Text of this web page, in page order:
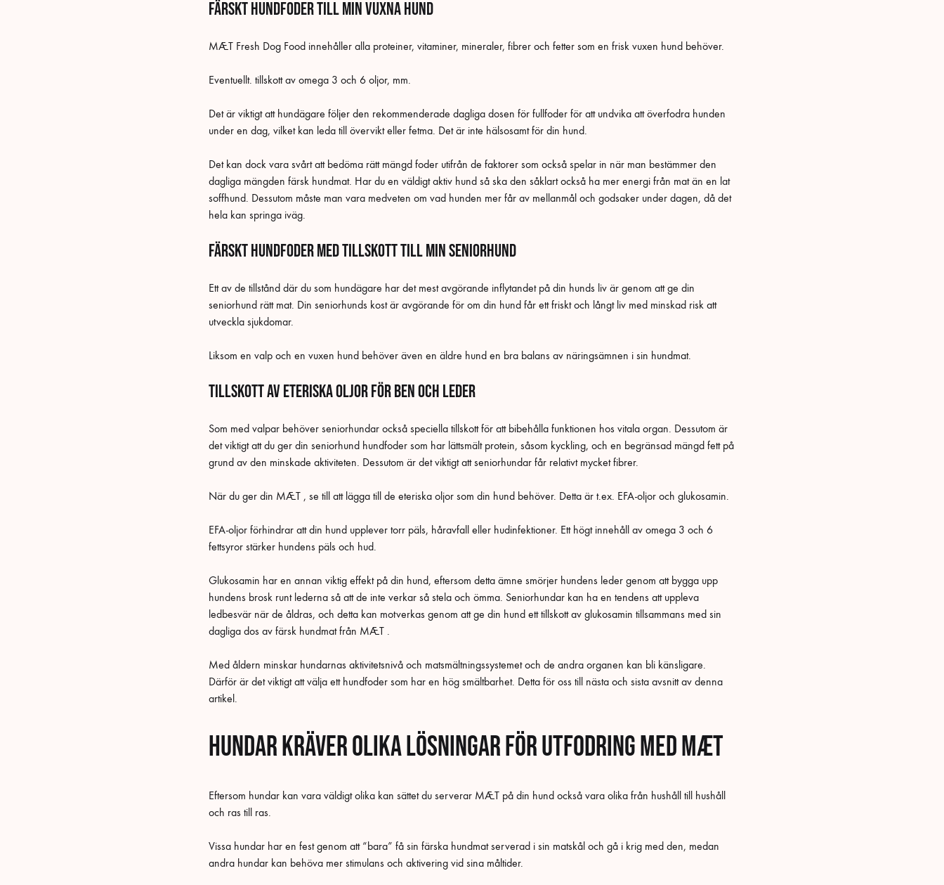
Färskt hundfoder till min vuxna hund
MÆT Fresh Dog Food innehåller alla proteiner, vitaminer, mineraler, fibrer och fetter som en frisk vuxen hund behöver.
Eventuellt. tillskott av omega 3 och 6 oljor, mm.
Det är viktigt att hundägare följer den rekommenderade dagliga dosen för fullfoder för att undvika att överfodra hunden
under en dag, vilket kan leda till övervikt eller fetma. Det är inte hälsosamt för din hund.
Det kan dock vara svårt att bedöma rätt mängd foder utifrån de faktorer som också spelar in när man bestämmer den
dagliga mängden färsk hundmat. Har du en väldigt aktiv hund så ska den såklart också ha mer energi från mat än en lat
soffhund. Dessutom måste man vara medveten om vad hunden mer får av mellanmål och godsaker under dagen, då det
hela kan springa iväg.
Färskt hundfoder med tillskott till min seniorhund
Ett av de tillstånd där du som hundägare har det mest avgörande inflytandet på din hunds liv är genom att ge din
seniorhund rätt mat. Din seniorhunds kost är avgörande för om din hund får ett friskt och långt liv med minskad risk att
utveckla sjukdomar.
Liksom en valp och en vuxen hund behöver även en äldre hund en bra balans av näringsämnen i sin hundmat.
Tillskott av eteriska oljor för ben och leder
Som med valpar behöver seniorhundar också speciella tillskott för att bibehålla funktionen hos vitala organ. Dessutom är
det viktigt att du ger din seniorhund hundfoder som har lättsmält protein, såsom kyckling, och en begränsad mängd fett på
grund av den minskade aktiviteten. Dessutom är det viktigt att seniorhundar får relativt mycket fibrer.
När du ger din MÆT , se till att lägga till de eteriska oljor som din hund behöver. Detta är t.ex. EFA-oljor och glukosamin.
EFA-oljor förhindrar att din hund upplever torr päls, håravfall eller hudinfektioner. Ett högt innehåll av omega 3 och 6
fettsyror stärker hundens päls och hud.
Glukosamin har en annan viktig effekt på din hund, eftersom detta ämne smörjer hundens leder genom att bygga upp
hundens brosk runt lederna så att de inte verkar så stela och ömma. Seniorhundar kan ha en tendens att uppleva
ledbesvär när de åldras, och detta kan motverkas genom att ge din hund ett tillskott av glukosamin tillsammans med sin
dagliga dos av färsk hundmat från MÆT .
Med åldern minskar hundarnas aktivitetsnivå och matsmältningssystemet och de andra organen kan bli känsligare.
Därför är det viktigt att välja ett hundfoder som har en hög smältbarhet. Detta för oss till nästa och sista avsnitt av denna
artikel.
Hundar kräver olika lösningar för utfodring med MÆT
Eftersom hundar kan vara väldigt olika kan sättet du serverar MÆT på din hund också vara olika från hushåll till hushåll
och ras till ras.
Vissa hundar har en fest genom att “bara” få sin färska hundmat serverad i sin matskål och gå i krig med den, medan
andra hundar kan behöva mer stimulans och aktivering vid sina måltider.